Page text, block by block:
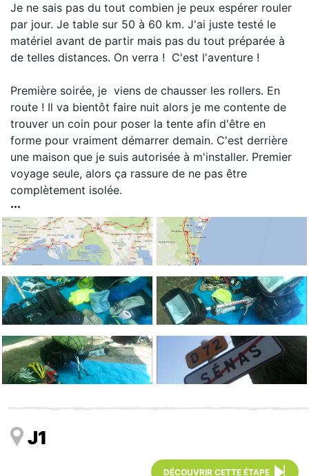
Je ne sais pas du tout combien je peux espérer rouler
par jour. Je table sur 50 à 60 km. J'ai juste testé le
matériel avant de partir mais pas du tout préparée à
de telles distances. On verra ! C'est l'aventure !
Première soirée, je viens de chausser les rollers. En
route ! Il va bientôt faire nuit alors je me contente de
trouver un coin pour poser la tente afin d'être en
forme pour vraiment démarrer demain. C'est derrière
une maison que je suis autorisée à m'installer. Premier
voyage seule, alors ça rassure de ne pas être
complètement isolée.
J1
DÉCOUVRIR CETTE ÉTAPE